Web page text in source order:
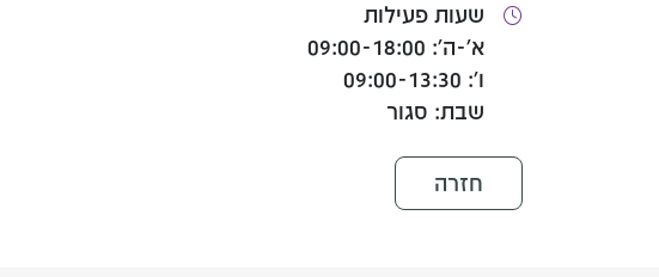
שעות פעילות
א'-ה': 09:00-18:00
ו': 09:00-13:30
שבת: סגור
חזרה